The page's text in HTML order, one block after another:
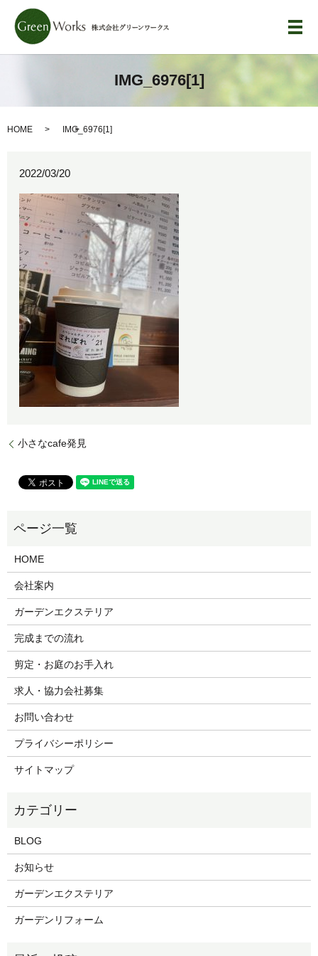
メ
IMG_6976[1]
HOME IMG_6976[1]
2022/03/20
小さなcafe発見
HOME
会社案内
ガーデンエクステリア
完成までの流れ
剪定・お庭のお手入れ
求人・協力会社募集
お問い合わせ
プライバシーポリシー
サイトマップ
BLOG
お知らせ
ガーデンエクステリア
ガーデンリフォーム